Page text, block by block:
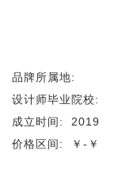
品牌所属地:
设计师毕业院校:
成立时间:
2019
价格区间:
￥-￥